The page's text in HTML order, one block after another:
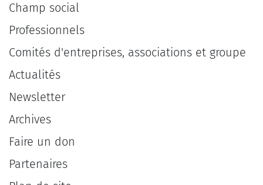
Champ social
Professionnels
Comités d'entreprises, associations et groupe
Actualités
Newsletter
Archives
Faire un don
Partenaires